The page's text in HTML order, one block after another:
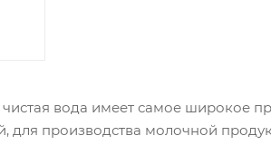
вода имеет самое широкое
для производства молочной